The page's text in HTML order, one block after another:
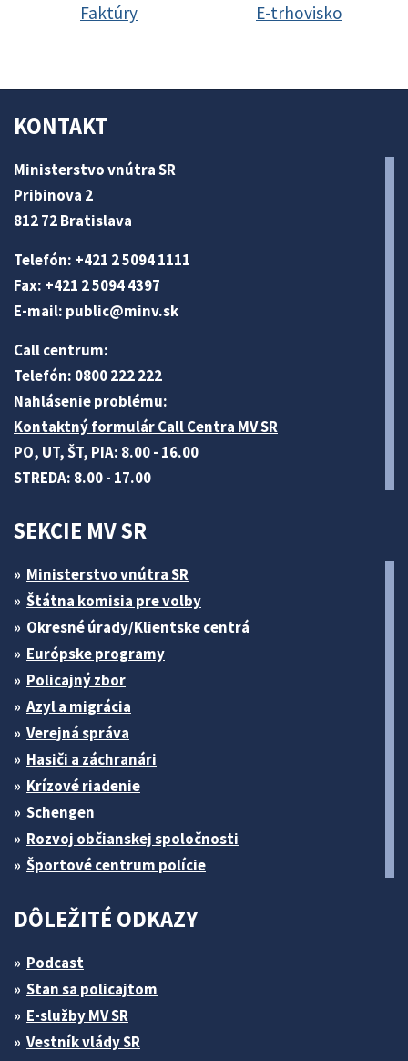
Faktúry E-trhovisko
KONTAKT
Ministerstvo vnútra SR
Pribinova 2
812 72 Bratislava
Telefón: +421 2 5094 1111
Fax: +421 2 5094 4397
E-mail: public@minv.sk
Call centrum:
Telefón: 0800 222 222
Nahlásenie problému:
Kontaktný formulár Call Centra MV SR
PO, UT, ŠT, PIA: 8.00 - 16.00
STREDA: 8.00 - 17.00
SEKCIE MV SR
Ministerstvo vnútra SR
Štátna komisia pre volby
Okresné úrady/Klientske centrá
Európske programy
Policajný zbor
Azyl a migrácia
Verejná správa
Hasiči a záchranári
Krízové riadenie
Schengen
Rozvoj občianskej spoločnosti
Športové centrum polície
DÔLEŽITÉ ODKAZY
Podcast
Stan sa policajtom
E-služby MV SR
Vestník vlády SR